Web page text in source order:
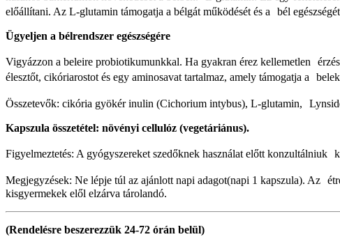
előállítani. Az L-glutamin támogatja a bélgát működését és a bél
Ügyeljen a bélrendszer egészségére
Vigyázzon a beleire probiotikumunkkal. Ha gyakran érez kellemetlen
élesztőt, cikóriarostot és egy aminosavat tartalmaz, amely támogatja a
Összetevők: cikória gyökér inulin (Cichorium intybus), L-glutamin,
Kapszula összetétel: növényi cellulóz (vegetáriánus).
Figyelmeztetés: A gyógyszereket szedőknek használat előtt konzultálniuk
Megjegyzések: Ne lépje túl az ajánlott napi adagot(napi 1 kapszula). Az
kisgyermekek elől elzárva tárolandó.
(Rendelésre beszerezzük 24-72 órán belül)